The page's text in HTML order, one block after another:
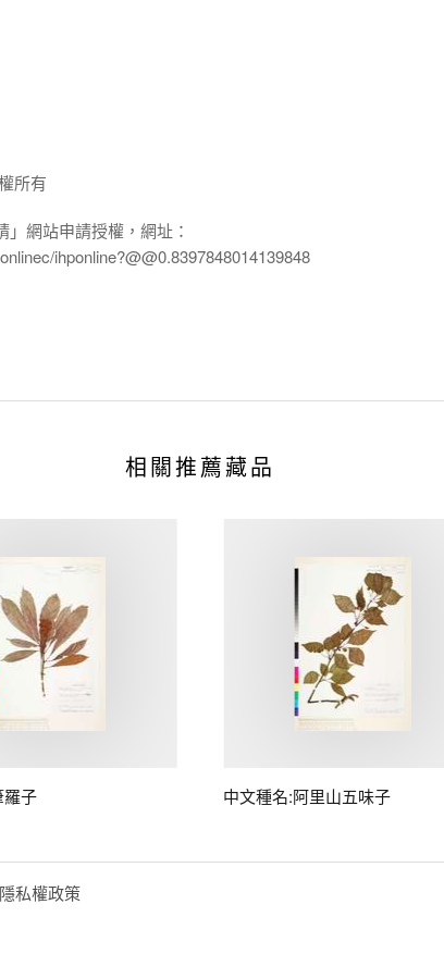
所有
網站申請授權，網址：
ihponline?@@0.8397848014139848
相關推薦藏品
羅子 中文種名:阿里山五味子
私權政策